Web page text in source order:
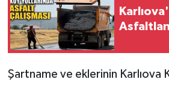
Şartname ve eklerinin Karlıova